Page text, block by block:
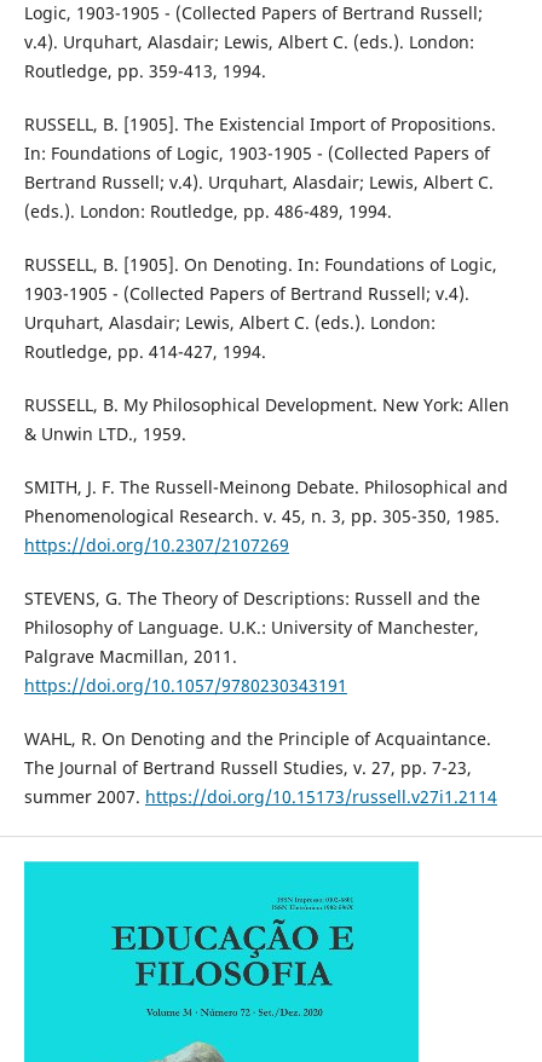
Logic, 1903-1905 - (Collected Papers of Bertrand Russell;
v.4). Urquhart, Alasdair; Lewis, Albert C. (eds.). London:
Routledge, pp. 359-413, 1994.
RUSSELL, B. [1905]. The Existencial Import of Propositions.
In: Foundations of Logic, 1903-1905 - (Collected Papers of
Bertrand Russell; v.4). Urquhart, Alasdair; Lewis, Albert C.
(eds.). London: Routledge, pp. 486-489, 1994.
RUSSELL, B. [1905]. On Denoting. In: Foundations of Logic,
1903-1905 - (Collected Papers of Bertrand Russell; v.4).
Urquhart, Alasdair; Lewis, Albert C. (eds.). London:
Routledge, pp. 414-427, 1994.
RUSSELL, B. My Philosophical Development. New York: Allen
& Unwin LTD., 1959.
SMITH, J. F. The Russell-Meinong Debate. Philosophical and
Phenomenological Research. v. 45, n. 3, pp. 305-350, 1985.
https://doi.org/10.2307/2107269
STEVENS, G. The Theory of Descriptions: Russell and the
Philosophy of Language. U.K.: University of Manchester,
Palgrave Macmillan, 2011.
https://doi.org/10.1057/9780230343191
WAHL, R. On Denoting and the Principle of Acquaintance.
The Journal of Bertrand Russell Studies, v. 27, pp. 7-23,
summer 2007. https://doi.org/10.15173/russell.v27i1.2114